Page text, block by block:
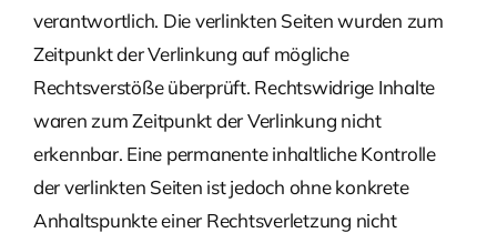
verantwortlich. Die verlinkten Seiten wurden zum
Zeitpunkt der Verlinkung auf mögliche
Rechtsverstöße überprüft. Rechtswidrige Inhalte
waren zum Zeitpunkt der Verlinkung nicht
erkennbar. Eine permanente inhaltliche Kontrolle
der verlinkten Seiten ist jedoch ohne konkrete
Anhaltspunkte einer Rechtsverletzung nicht